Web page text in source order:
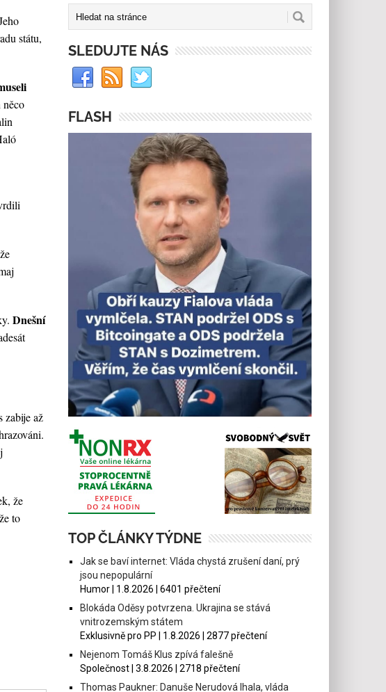
státu,
Dnešní
zabije až
že
to
SLEDUJTE NÁS
FLASH
TOP ČLÁNKY TÝDNE
Jak se baví internet: Vláda chystá zrušení daní, prý
jsou nepopulární
Humor | 1.8.2026 | 6401 přečtení
Blokáda Oděsy potvrzena. Ukrajina se stává
vnitrozemským státem
Exklusivně pro PP | 1.8.2026 | 2877 přečtení
Nejenom Tomáš Klus zpívá falešně
Společnost | 3.8.2026 | 2718 přečtení
Thomas Paukner: Danuše Nerudová lhala, vláda